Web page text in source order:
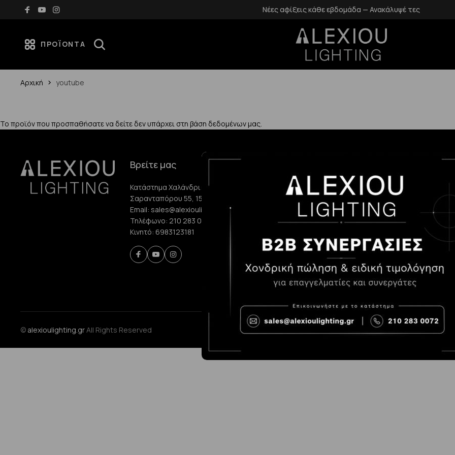
Δωρεάν μεταφορικά για αγορές άνω των 70€ Νέες αφίξεις κάθε εβδομάδα — Ανακάλυψέ τες
ΠΡΟΪΌΝΤΑ
Αρχική youtube
Το προϊόν που προσπαθήσατε να δείτε δεν υπάρχει στη βάση δεδομένων μας.
Βρείτε μας
Κατάστημα Χαλάνδρι:
Σαρανταπόρου 55, 15232, Χαλάνδρι
Email: sales@alexioulighting.gr
Τηλέφωνο: 210 283 0072
Κινητό: 6983123181
Η Εταιρεία μας
Επικοινωνία
Blog
Τρόποι Παραγγελίας
Τρόποι Αποστολής και
κόστος
Επιστροφές
Προστασία
Δεδομένων
Όροι χρήσης
Cookies
Consent
© alexioulighting.grAll Rights Reserved